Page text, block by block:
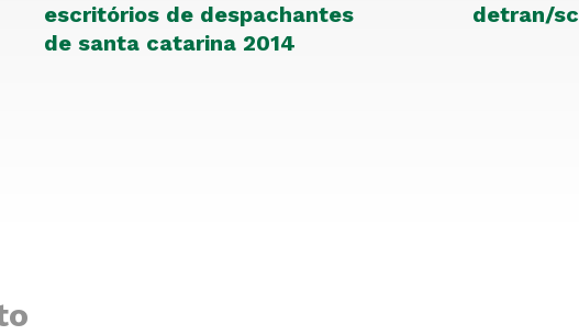
escritórios de despachantes
de santa catarina 2014
detran/sc